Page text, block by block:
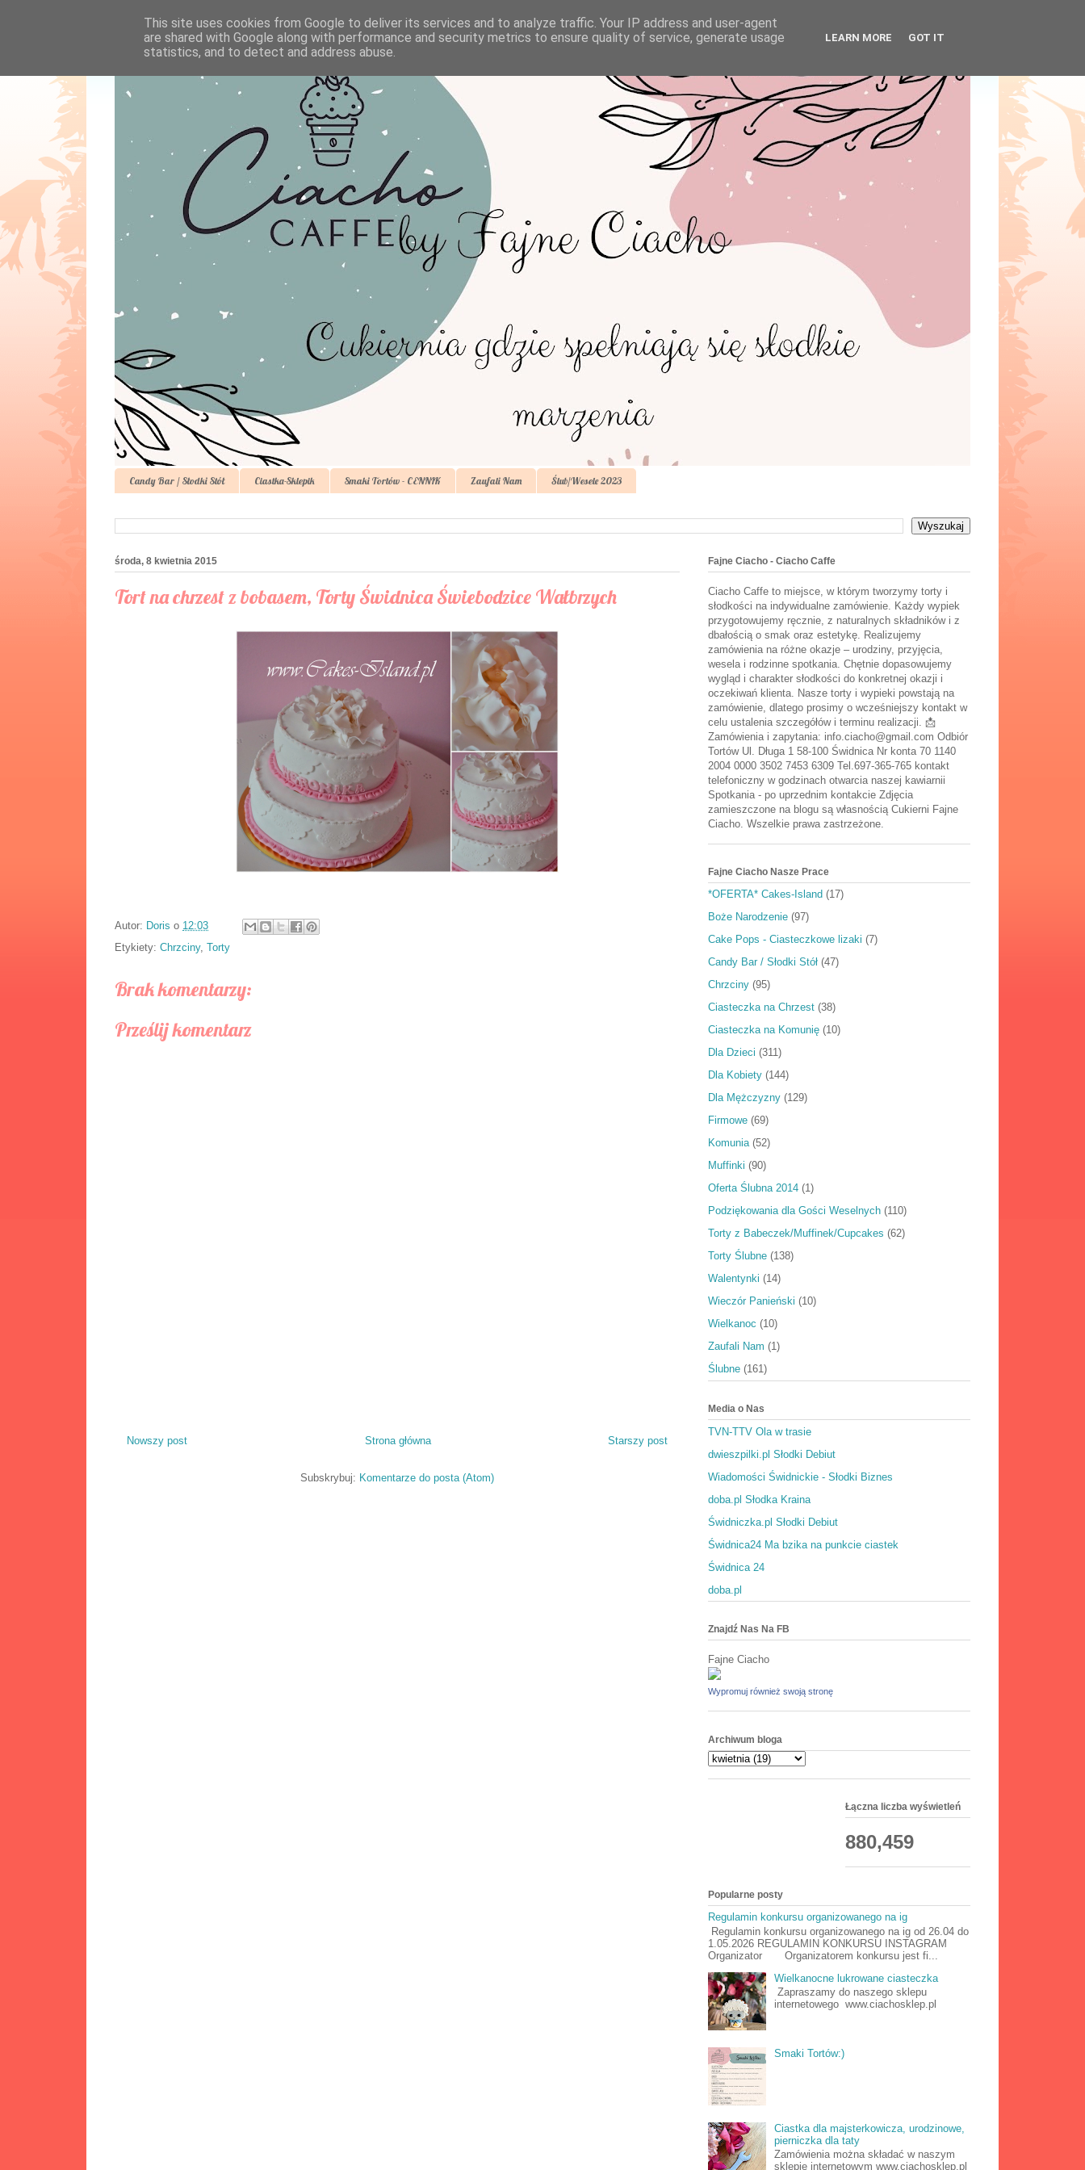
Candy Bar / Słodki Stół Ciastka-Sklepik Smaki Tortów - CENNIK Zaufali Nam Ślub/Wesele 2023
środa, 8 kwietnia 2015
Tort na chrzest z bobasem, Torty Świdnica Świebodzice Wałbrzych
Autor: Doris o 12:03
Etykiety: Chrzciny, Torty
Brak komentarzy:
Prześlij komentarz
Nowszy post Starszy post
Strona główna
Subskrybuj: Komentarze do posta (Atom)
Fajne Ciacho - Ciacho Caffe
Ciacho Caffe to miejsce, w którym tworzymy torty i
słodkości na indywidualne zamówienie. Każdy wypiek
przygotowujemy ręcznie, z naturalnych składników i z
dbałością o smak oraz estetykę. Realizujemy
zamówienia na różne okazje – urodziny, przyjęcia,
wesela i rodzinne spotkania. Chętnie dopasowujemy
wygląd i charakter słodkości do konkretnej okazji i
oczekiwań klienta. Nasze torty i wypieki powstają na
zamówienie, dlatego prosimy o wcześniejszy kontakt w
celu ustalenia szczegółów i terminu realizacji. 📩
Zamówienia i zapytania: info.ciacho@gmail.com Odbiór
Tortów Ul. Długa 1 58-100 Świdnica Nr konta 70 1140
2004 0000 3502 7453 6309 Tel.697-365-765 kontakt
telefoniczny w godzinach otwarcia naszej kawiarnii
Spotkania - po uprzednim kontakcie Zdjęcia
zamieszczone na blogu są własnością Cukierni Fajne
Ciacho. Wszelkie prawa zastrzeżone.
Fajne Ciacho Nasze Prace
*OFERTA* Cakes-Island (17)
Boże Narodzenie (97)
Cake Pops - Ciasteczkowe lizaki (7)
Candy Bar / Słodki Stół (47)
Chrzciny (95)
Ciasteczka na Chrzest (38)
Ciasteczka na Komunię (10)
Dla Dzieci (311)
Dla Kobiety (144)
Dla Mężczyzny (129)
Firmowe (69)
Komunia (52)
Muffinki (90)
Oferta Ślubna 2014 (1)
Podziękowania dla Gości Weselnych (110)
Torty z Babeczek/Muffinek/Cupcakes (62)
Torty Ślubne (138)
Walentynki (14)
Wieczór Panieński (10)
Wielkanoc (10)
Zaufali Nam (1)
Ślubne (161)
Media o Nas
TVN-TTV Ola w trasie
dwieszpilki.pl Słodki Debiut
Wiadomości Świdnickie - Słodki Biznes
doba.pl Słodka Kraina
Świdniczka.pl Słodki Debiut
Świdnica24 Ma bzika na punkcie ciastek
Świdnica 24
doba.pl
Znajdź Nas Na FB
Fajne Ciacho
Wypromuj również swoją stronę
Archiwum bloga
Łączna liczba wyświetleń
880,459
Popularne posty
Regulamin konkursu organizowanego na ig
Regulamin konkursu organizowanego na ig od 26.04 do
1.05.2026 REGULAMIN KONKURSU INSTAGRAM
Organizator Organizatorem konkursu jest fi...
Wielkanocne lukrowane ciasteczka
Zapraszamy do naszego sklepu
internetowego www.ciachosklep.pl
Smaki Tortów:)
Ciastka dla majsterkowicza, urodzinowe,
pierniczka dla taty
Zamówienia można składać w naszym
sklepie internetowym www.ciachosklep.pl
This site uses cookies from Google to deliver its services and to analyze traffic. Your IP address and user-agent
are shared with Google along with performance and security metrics to ensure quality of service, generate usage
statistics, and to detect and address abuse.
LEARN MORE GOT IT